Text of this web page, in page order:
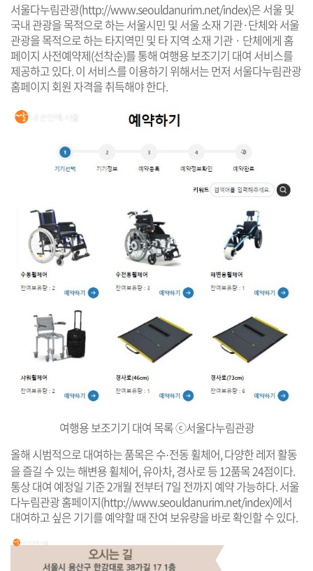
서울다누림관광(http://www.seouldanurim.net/index)은 서울 및
국내 관광을 목적으로 하는 서울시민 및 서울 소재 기관·단체와 서울
관광을 목적으로 하는 타지역민 및 타 지역 소재 기관 · 단체에게 홈
페이지 사전예약제(선착순)를 통해 여행용 보조기기 대여 서비스를
제공하고 있다. 이 서비스를 이용하기 위해서는 먼저 서울다누림관광
홈페이지 회원 자격을 취득해야 한다.
여행용 보조기기 대여 목록 ⓒ서울다누림관광
올해 시범적으로 대여하는 품목은 수·전동 휠체어, 다양한 레저 활동
을 즐길 수 있는 해변용 휠체어, 유아차, 경사로 등 12품목 24점이다.
통상 대여 예정일 기준 2개월 전부터 7일 전까지 예약 가능하다. 서울
다누림관광 홈페이지(http://www.seouldanurim.net/index)에서
대여하고 싶은 기기를 예약할 때 잔여 보유량을 바로 확인할 수 있다.